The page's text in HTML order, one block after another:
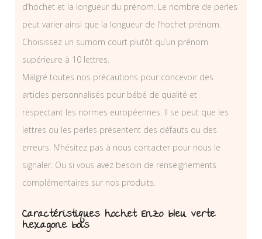
d’hochet et la longueur du prénom. Le nombre de perles
peut varier ainsi que la longueur de l’hochet prénom.
Choisissez un surnom court plutôt qu’un prénom
supérieure à 10 lettres.
Malgré toutes nos précautions pour concevoir des
articles personnalisés pour bébé de qualité et
respectant les normes européennes. Il se peut que les
lettres ou les perles présentent des défauts ou des
erreurs. N’hésitez pas à nous contacter pour nous le
signaler. Ou si vous avez besoin de renseignements
complémentaires sur nos produits.
Caractéristiques hochet Enzo bleu verte
hexagone bois